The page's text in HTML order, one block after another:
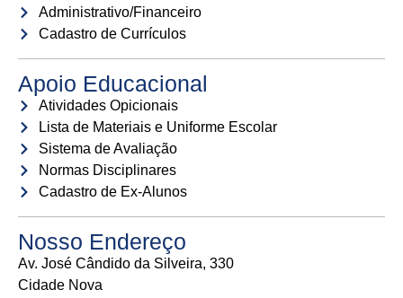
Administrativo/Financeiro
Cadastro de Currículos
Apoio Educacional
Atividades Opicionais
Lista de Materiais e Uniforme Escolar
Sistema de Avaliação
Normas Disciplinares
Cadastro de Ex-Alunos
Nosso Endereço
Av. José Cândido da Silveira, 330
Cidade Nova